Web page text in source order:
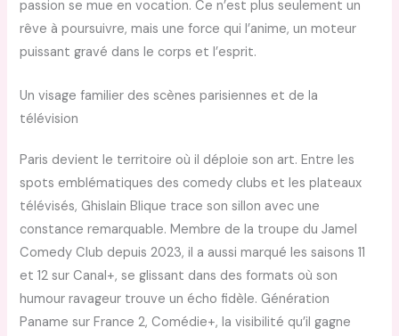
passion se mue en vocation. Ce n’est plus seulement un
rêve à poursuivre, mais une force qui l’anime, un moteur
puissant gravé dans le corps et l’esprit.
Un visage familier des scènes parisiennes et de la
télévision
Paris devient le territoire où il déploie son art. Entre les
spots emblématiques des comedy clubs et les plateaux
télévisés, Ghislain Blique trace son sillon avec une
constance remarquable. Membre de la troupe du Jamel
Comedy Club depuis 2023, il a aussi marqué les saisons 11
et 12 sur Canal+, se glissant dans des formats où son
humour ravageur trouve un écho fidèle. Génération
Paname sur France 2, Comédie+, la visibilité qu’il gagne